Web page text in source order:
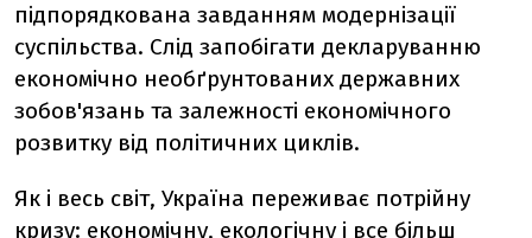
підпорядкована завданням модернізації
суспільства. Слід запобігати декларуванню
економічно необґрунтованих державних
зобов'язань та залежності економічного
розвитку від політичних циклів.
Як і весь світ, Україна переживає потрійну
кризу: економічну, екологічну і все більш